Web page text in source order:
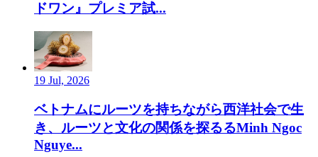
ドワン』プレミア試...
19 Jul, 2026
ベトナムにルーツを持ちながら西洋社会で生
き、ルーツと文化の関係を探るるMinh Ngoc
Nguye...